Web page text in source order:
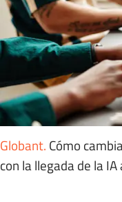
Globant. Cómo
con la llegada de la